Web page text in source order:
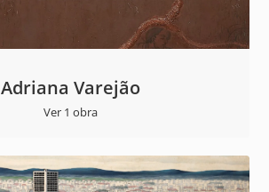
Adriana Varejão
Ver 1 obra